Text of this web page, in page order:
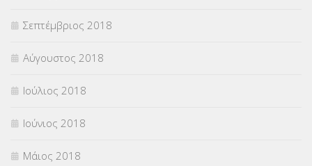
Σεπτέμβριος 2018
Αύγουστος 2018
Ιούλιος 2018
Ιούνιος 2018
Μάιος 2018